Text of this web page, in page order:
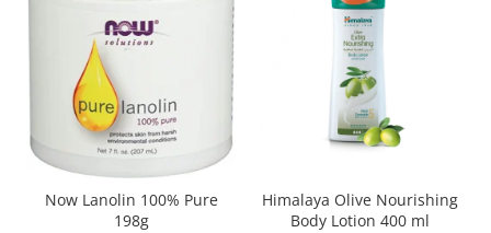
Now Lanolin 100% Pure
198g
Himalaya Olive Nourishing
Body Lotion 400 ml